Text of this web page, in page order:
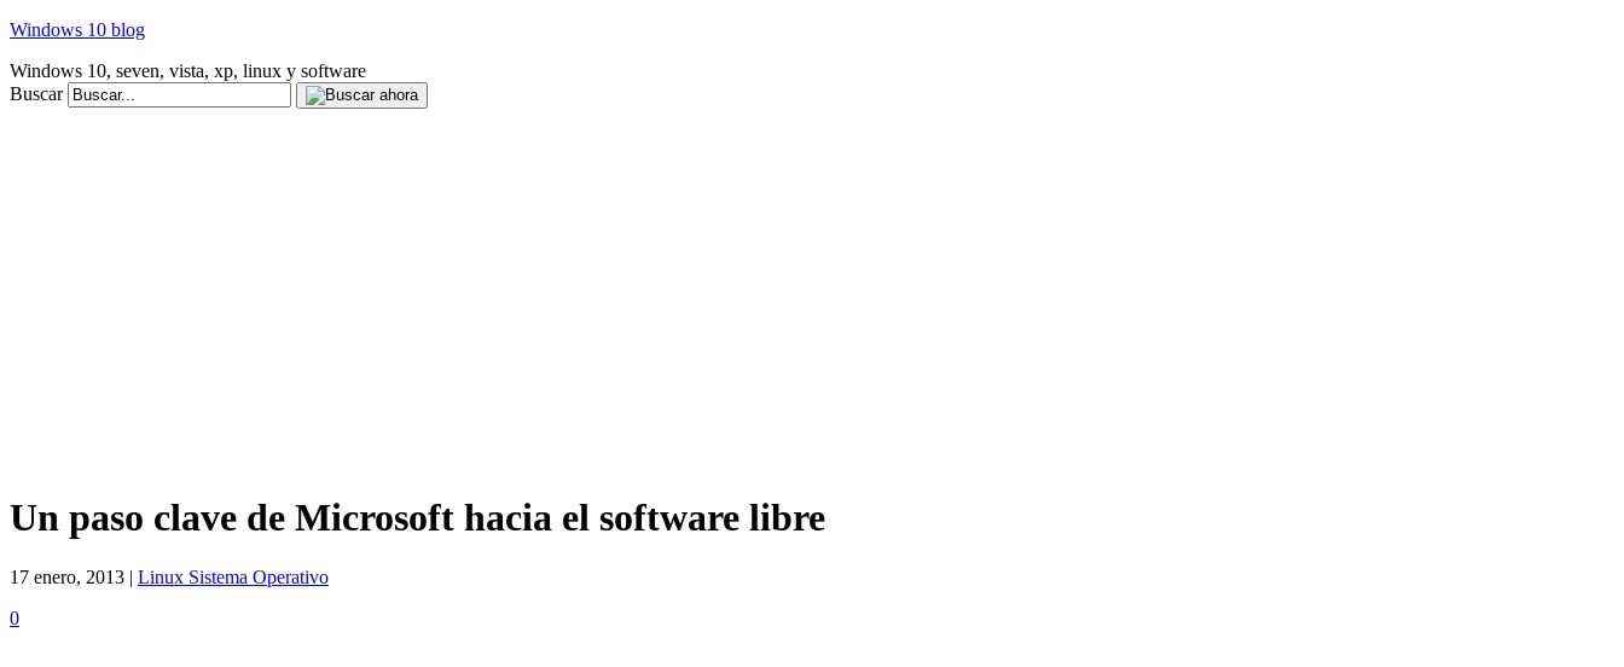
Windows 10 blog
Windows 10, seven, vista, xp, linux y software
Buscar
Un paso clave de Microsoft hacia el software libre
17 enero, 2013 | Linux Sistema Operativo
0